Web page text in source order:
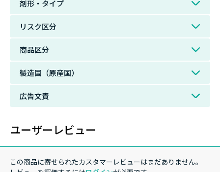
剤形・タイプ
リスク区分
商品区分
製造国（原産国）
広告文責
ユーザーレビュー
この商品に寄せられたカスタマーレビューはまだありません。